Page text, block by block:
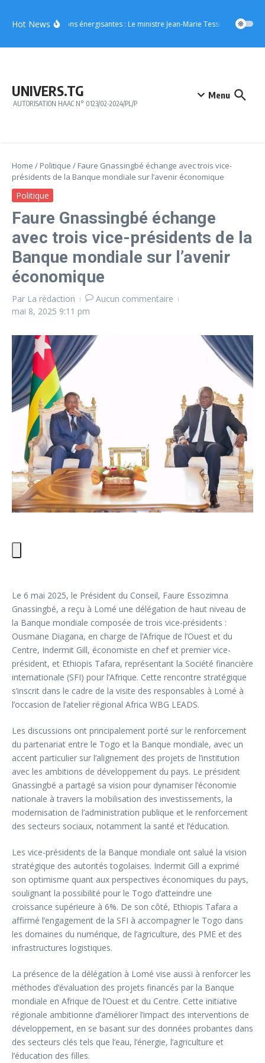
Hot NewsBoissons énergisantes : Le ministre Jean-Marie Tessi adresse un
UNIVERS.TG
AUTORISATION HAAC N° 0123/02-2024/PL/P
Menu
Home / Politique / Faure Gnassingbé échange avec trois vice-
présidents de la Banque mondiale sur l’avenir économique
Politique
Faure Gnassingbé échange
avec trois vice-présidents de la
Banque mondiale sur l’avenir
économique
Par La rédaction
Aucun commentaire
mai 8, 2025 9:11 pm
Le 6 mai 2025, le Président du Conseil, Faure Essozimna
Gnassingbé, a reçu à Lomé une délégation de haut niveau de
la Banque mondiale composée de trois vice-présidents :
Ousmane Diagana, en charge de l’Afrique de l’Ouest et du
Centre, Indermit Gill, économiste en chef et premier vice-
président, et Ethiopis Tafara, représentant la Société financière
internationale (SFI) pour l’Afrique. Cette rencontre stratégique
s’inscrit dans le cadre de la visite des responsables à Lomé à
l’occasion de l’atelier régional Africa WBG LEADS.
Les discussions ont principalement porté sur le renforcement
du partenariat entre le Togo et la Banque mondiale, avec un
accent particulier sur l’alignement des projets de l’institution
avec les ambitions de développement du pays. Le président
Gnassingbé a partagé sa vision pour dynamiser l’économie
nationale à travers la mobilisation des investissements, la
modernisation de l’administration publique et le renforcement
des secteurs sociaux, notamment la santé et l’éducation.
Les vice-présidents de la Banque mondiale ont salué la vision
stratégique des autorités togolaises. Indermit Gill a exprimé
son optimisme quant aux perspectives économiques du pays,
soulignant la possibilité pour le Togo d’atteindre une
croissance supérieure à 6%. De son côté, Ethiopis Tafara a
affirmé l’engagement de la SFI à accompagner le Togo dans
les domaines du numérique, de l’agriculture, des PME et des
infrastructures logistiques.
La présence de la délégation à Lomé vise aussi à renforcer les
méthodes d’évaluation des projets financés par la Banque
mondiale en Afrique de l’Ouest et du Centre. Cette initiative
régionale ambitionne d’améliorer l’impact des interventions de
développement, en se basant sur des données probantes dans
des secteurs clés tels que l’eau, l’énergie, l’agriculture et
l’éducation des filles.